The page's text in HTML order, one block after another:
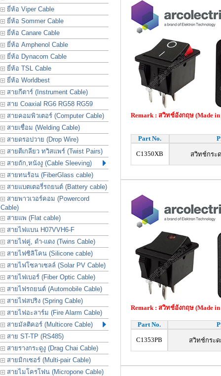
ยี่ห้อ Viper Cable
ยี่ห้อ Sommer Cable
ยี่ห้อ Canare Cable
ยี่ห้อ Amphenol Cable
ยี่ห้อ Dynacom Cable
ยี่ห้อ TSL Cable
ยี่ห้อ Worldbest
สายกีตาร์ (Instrument Cable)
สาย Coaxial RG6 RG58 RG59
สายคอมพิวเตอร์ (Computer Cable)
สายเชื่อม (Welding Cable)
สายดรอปวาย (Drop Wire)
สายตีเกลียว ทวิสแพร์ (Twist Pairs)
สายถัก,หนังงู (Cable Sleeving)
สายทนร้อน (FiberGlass cable)
สายแบตเตอรี่รถยนต์ (Battery cable)
สายพาวเวอร์คอม (Powercord
Cable)
สายแพ (Flat cable)
สายไฟแบน H07VVH6-F
สายไฟคู่, ดำ-แดง (Twins Cable)
สายไฟซิลิโคน (Silicone cable)
สายไฟโซลาเซลล์ (Solar PV Cable)
สายไฟเบอร์ (Fiber Optic Cable)
สายไฟรถยนต์ (Automobile Cable)
สายไฟสปริง (Spring Cable)
สายไฟอะลาร์ม (Fire Alarm Cable)
สายมัลติคอร์ (Multicore Cable)
สาย ST-TP (RS485)
สายรางกระดูงู (Drag Chai Cable)
สายมิกเซอร์ (Multi-pair Cable)
สายไมโครโฟน (Micropone Cable)
Remark : สวิทช์อังกฤษ (Made in
Part No.
C1350XB สวิทช์กระ
Remark : สวิทช์อังกฤษ (Made in
Part No.
C1353PB สวิทช์กระด